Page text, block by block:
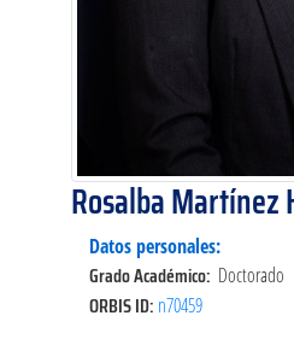
Rosalba Martínez
Datos personales:
Grado Académico: Doctorado
ORBIS ID: n70459